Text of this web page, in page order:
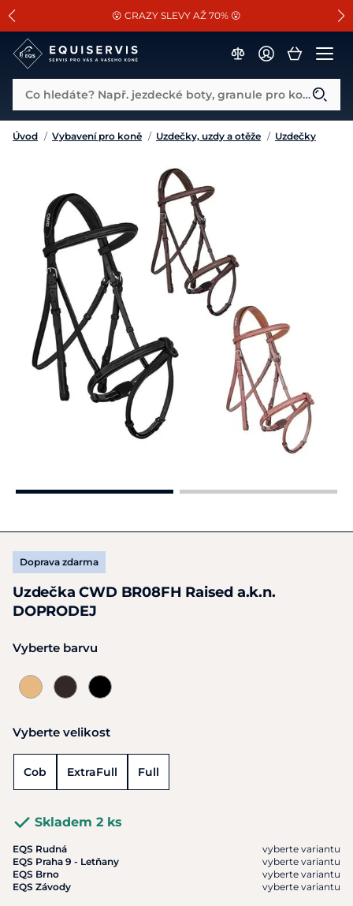
SLEVA 13% na vše od Cassini!
😮 CRAZY SLEVY AŽ 70% 😮
📐Pasování a doplňky k vybraným sedlům ZDARMA 🐴
Co hledáte? Např. jezdecké boty, granule pro koně...
Úvod / Vybavení pro koně / Uzdečky, uzdy a otěže / Uzdečky
Doprava zdarma
Uzdečka CWD BR08FH Raised a.k.n.
DOPRODEJ
Vyberte barvu
Vyberte velikost
Cob ExtraFull Full
Skladem 2 ks
EQS Rudná
vyberte variantu
EQS Praha 9 - Letňany
vyberte variantu
EQS Brno
vyberte variantu
EQS Závody
vyberte variantu